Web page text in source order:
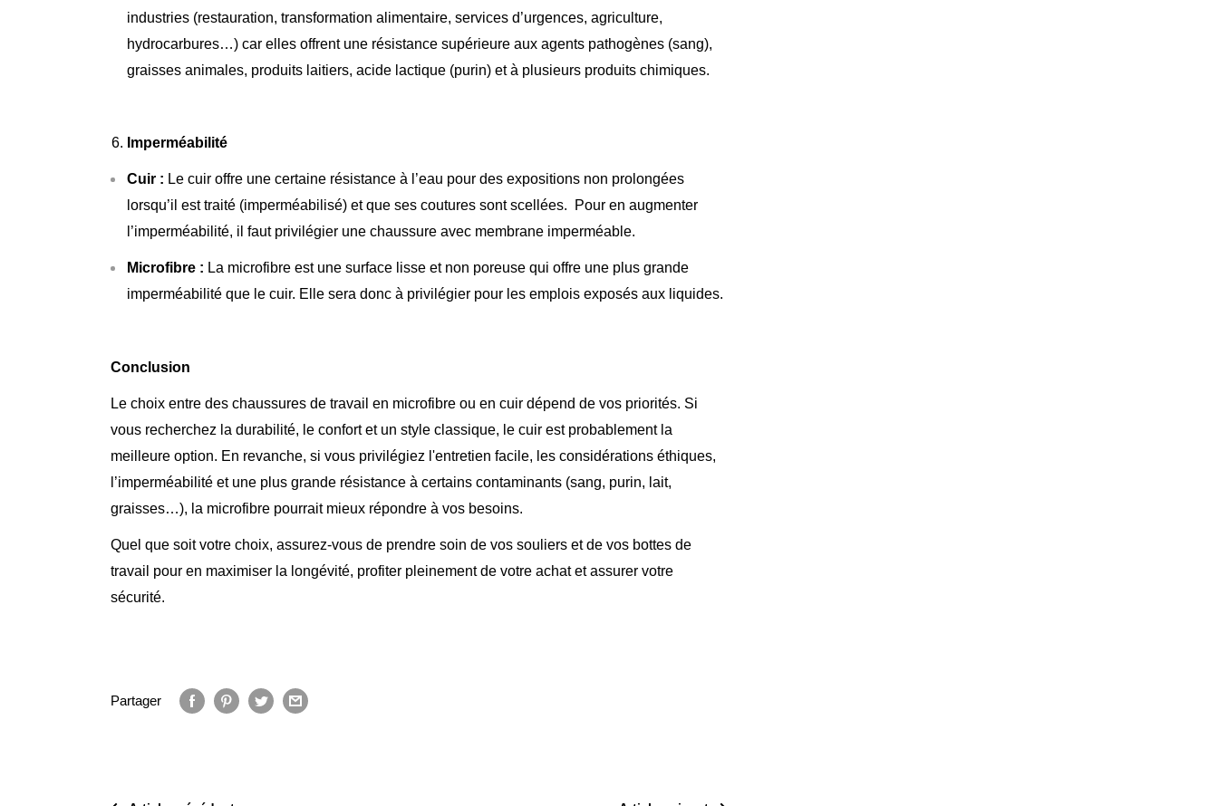
industries (restauration, transformation alimentaire, services d’urgences, agriculture,
hydrocarbures…) car elles offrent une résistance supérieure aux agents pathogènes (sang),
graisses animales, produits laitiers, acide lactique (purin) et à plusieurs produits chimiques.
Imperméabilité
Cuir : Le cuir offre une certaine résistance à l’eau pour des expositions non prolongées
lorsqu’il est traité (imperméabilisé) et que ses coutures sont scellées. Pour en augmenter
l’imperméabilité, il faut privilégier une chaussure avec membrane imperméable.
Microfibre : La microfibre est une surface lisse et non poreuse qui offre une plus grande
imperméabilité que le cuir. Elle sera donc à privilégier pour les emplois exposés aux liquides.
Conclusion
Le choix entre des chaussures de travail en microfibre ou en cuir dépend de vos priorités. Si
vous recherchez la durabilité, le confort et un style classique, le cuir est probablement la
meilleure option. En revanche, si vous privilégiez l'entretien facile, les considérations éthiques,
l’imperméabilité et une plus grande résistance à certains contaminants (sang, purin, lait,
graisses…), la microfibre pourrait mieux répondre à vos besoins.
Quel que soit votre choix, assurez-vous de prendre soin de vos souliers et de vos bottes de
travail pour en maximiser la longévité, profiter pleinement de votre achat et assurer votre
sécurité.
Partager